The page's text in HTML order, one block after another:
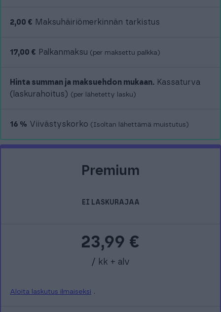
2,00 € Maksuhäiriömerkinnän tarkistus
17,00 € Palkanmaksu (per maksettu palkka)
Hinta summan ja maksuehdon mukaan. Kassaturva
(laskurahoitus) (per lähetetty lasku)
16 % Viivästyskorko (Isoltan lähettämä muistutus)
Premium
EI LASKURAJAA
23,99 €
/ kk + alv
Aloita laskutus ilmaiseksi .